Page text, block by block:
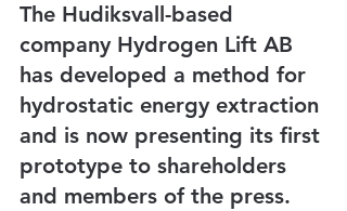
The Hudiksvall-based
company Hydrogen Lift AB
has developed a method for
hydrostatic energy extraction
and is now presenting its first
prototype to shareholders
and members of the press.